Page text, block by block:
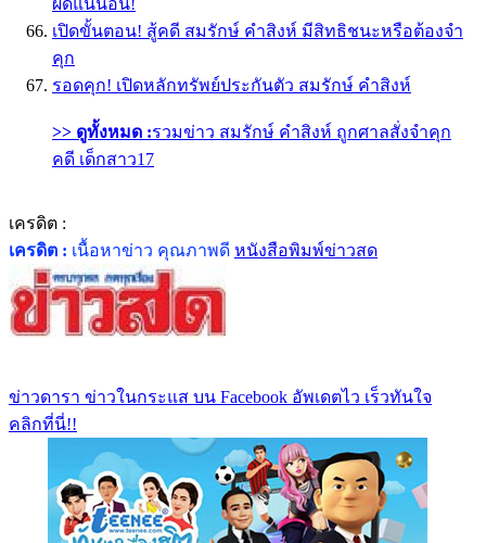
เปิดขั้นตอน! สู้คดี สมรักษ์ คำสิงห์ มีสิทธิชนะหรือต้องจำ
คุก
รอดคุก! เปิดหลักทรัพย์ประกันตัว สมรักษ์ คำสิงห์
>> ดูทั้งหมด :รวมข่าว สมรักษ์ คำสิงห์ ถูกศาลสั่งจำคุก
คดี เด็กสาว17
เครดิต :
เครดิต : เนื้อหาข่าว คุณภาพดี หนังสือพิมพ์ข่าวสด
ข่าวดารา ข่าวในกระแส บน Facebook อัพเดตไว เร็วทันใจ
คลิกที่นี่!!